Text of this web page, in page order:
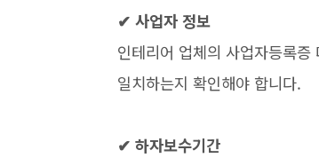
✔ 사업자 정보
인테리어 업체의 사업자등록
일치하는지 확인해야 합니다.
✔ 하자보수기간